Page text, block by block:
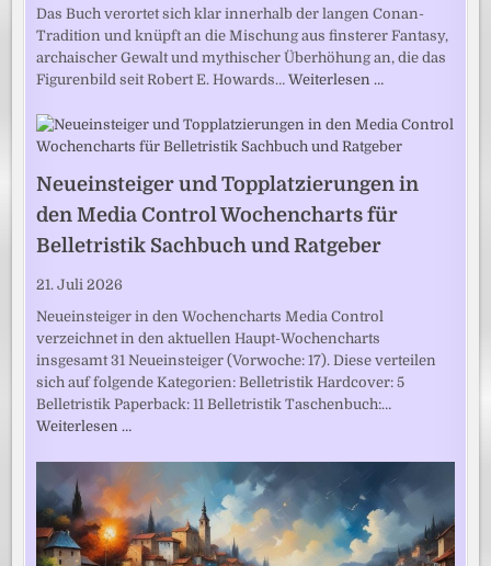
Das Buch verortet sich klar innerhalb der langen Conan-
Tradition und knüpft an die Mischung aus finsterer Fantasy,
archaischer Gewalt und mythischer Überhöhung an, die das
Figurenbild seit Robert E. Howards…Weiterlesen …
Neueinsteiger und Topplatzierungen in
den Media Control Wochencharts für
Belletristik Sachbuch und Ratgeber
21. Juli 2026
Neueinsteiger in den Wochencharts Media Control
verzeichnet in den aktuellen Haupt-Wochencharts
insgesamt 31 Neueinsteiger (Vorwoche: 17). Diese verteilen
sich auf folgende Kategorien: Belletristik Hardcover: 5
Belletristik Paperback: 11 Belletristik Taschenbuch:…
Weiterlesen …